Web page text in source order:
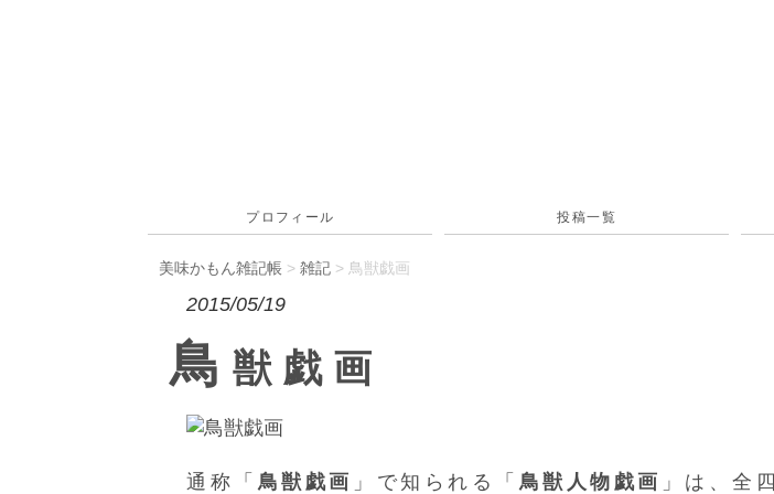
プロフィール 投稿一覧
美味かもん雑記帳 >雑記 > 鳥獣戯画
2015/05/19
鳥 獣戯画
通称「 鳥獣戯画 」で知られる「 鳥獣人物戯画 」は、全四